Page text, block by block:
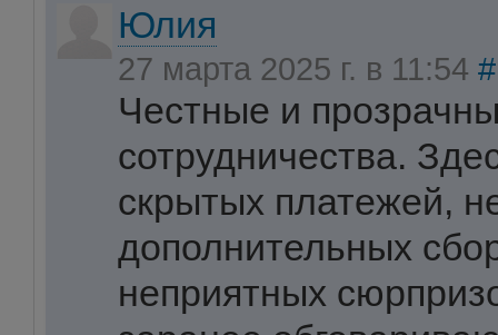
Юлия
27 марта 2025 г. в 11:54 #
Честные и
сотрудничества.
скрытых платежей,
дополнительных
неприятных